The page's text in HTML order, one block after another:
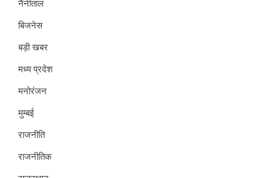
नैनीताल
बिजनेस
बड़ी खबर
मध्य प्रदेश
मनोरंजन
मुम्बई
राजनीति
राजनीतिक